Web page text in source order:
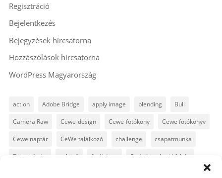
Regisztráció
Bejelentkezés
Bejegyzések hírcsatorna
Hozzászólások hírcsatorna
WordPress Magyarország
action Adobe Bridge apply image blending Buli
Camera Raw Cewe-design Cewe-fotóköny Cewe fotókönyv
Cewe naptár CeWe találkozó challenge csapatmunka
Digital Artist esküvő fotókönyv Fotókönyv heti kihívás
karácsony